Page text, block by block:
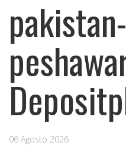
pakistan-
06 Agosto 2026